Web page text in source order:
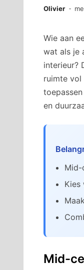
Olivier
Wie aan
wat als je
interieur?
ruimte vol
en
Mid-
Kies
Mid-